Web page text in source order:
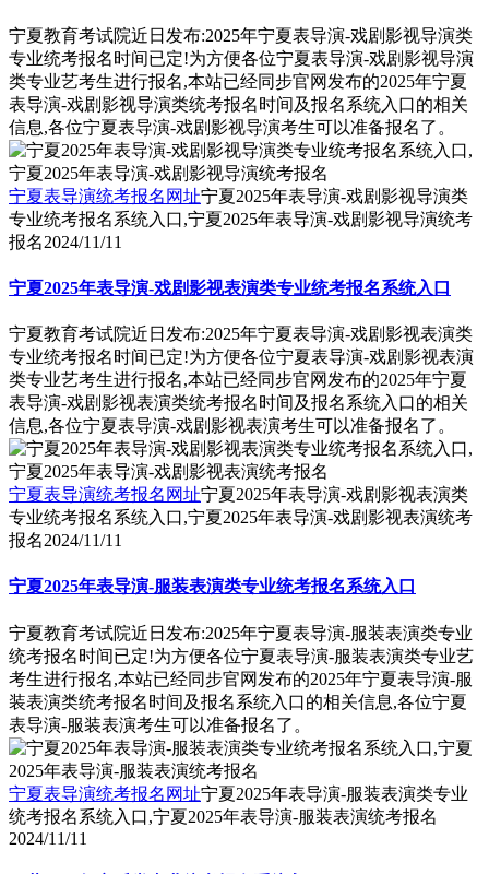
宁夏教育考试院近日发布:2025年宁夏表导演-戏剧影视导演类
专业统考报名时间已定!为方便各位宁夏表导演-戏剧影视导演
类专业艺考生进行报名,本站已经同步官网发布的2025年宁夏
表导演-戏剧影视导演类统考报名时间及报名系统入口的相关
信息,各位宁夏表导演-戏剧影视导演考生可以准备报名了。
宁夏表导演统考报名网址宁夏2025年表导演-戏剧影视导演类
专业统考报名系统入口,宁夏2025年表导演-戏剧影视导演统考
报名2024/11/11
宁夏2025年表导演-戏剧影视表演类专业统考报名系统入口
宁夏教育考试院近日发布:2025年宁夏表导演-戏剧影视表演类
专业统考报名时间已定!为方便各位宁夏表导演-戏剧影视表演
类专业艺考生进行报名,本站已经同步官网发布的2025年宁夏
表导演-戏剧影视表演类统考报名时间及报名系统入口的相关
信息,各位宁夏表导演-戏剧影视表演考生可以准备报名了。
宁夏表导演统考报名网址宁夏2025年表导演-戏剧影视表演类
专业统考报名系统入口,宁夏2025年表导演-戏剧影视表演统考
报名2024/11/11
宁夏2025年表导演-服装表演类专业统考报名系统入口
宁夏教育考试院近日发布:2025年宁夏表导演-服装表演类专业
统考报名时间已定!为方便各位宁夏表导演-服装表演类专业艺
考生进行报名,本站已经同步官网发布的2025年宁夏表导演-服
装表演类统考报名时间及报名系统入口的相关信息,各位宁夏
表导演-服装表演考生可以准备报名了。
宁夏表导演统考报名网址宁夏2025年表导演-服装表演类专业
统考报名系统入口,宁夏2025年表导演-服装表演统考报名
2024/11/11